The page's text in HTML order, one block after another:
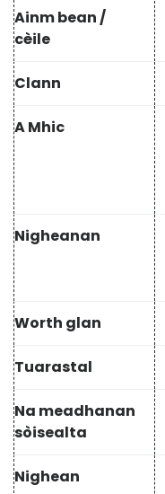
Ainm bean /
cèile
Clann
A Mhic
Nigheanan
Worth glan
Tuarastal
Na meadhanan
sòisealta
Nighean